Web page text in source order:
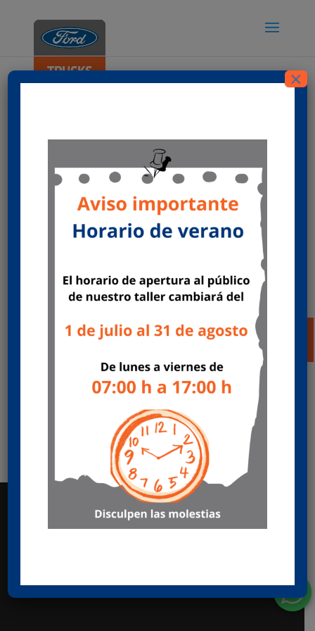
Sistemas antirrobo de combustible para
Mecánicas HERCAS |Mar 21, 2023|Ofertas
Promoción de recambios multimarca. ¡¡Ponga
freno a los robos de combustible¡¡ Aproveche
nuestra promoción de sistemas antirrobo de
combustible para bocas de deposito y aforador
Valida hasta 30/06/2023 o agotar...
×